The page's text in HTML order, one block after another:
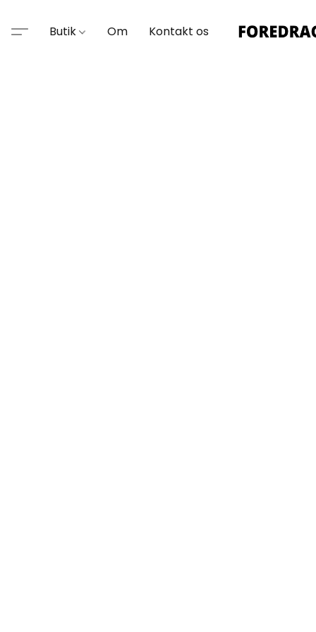
Butik Om Kontakt os